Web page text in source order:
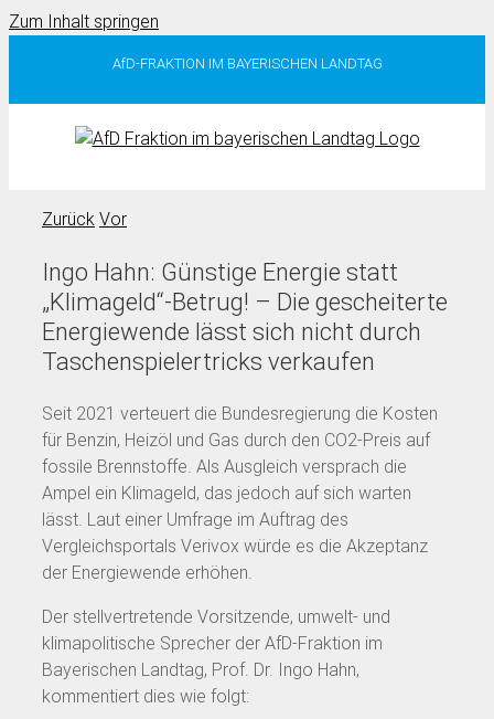
Zum Inhalt springen
AfD-FRAKTION IM BAYERISCHEN LANDTAG
Zurück Vor
Ingo Hahn: Günstige Energie statt
„Klimageld“-Betrug! – Die gescheiterte
Energiewende lässt sich nicht durch
Taschenspielertricks verkaufen
Seit 2021 verteuert die Bundesregierung die Kosten
für Benzin, Heizöl und Gas durch den CO2-Preis auf
fossile Brennstoffe. Als Ausgleich versprach die
Ampel ein Klimageld, das jedoch auf sich warten
lässt. Laut einer Umfrage im Auftrag des
Vergleichsportals Verivox würde es die Akzeptanz
der Energiewende erhöhen.
Der stellvertretende Vorsitzende, umwelt- und
klimapolitische Sprecher der AfD-Fraktion im
Bayerischen Landtag, Prof. Dr. Ingo Hahn,
kommentiert dies wie folgt: